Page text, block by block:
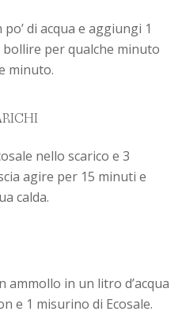
di acqua e aggiungi 1
per qualche minuto
minuto.
nello scarico e 3
agire per 15 minuti e
calda.
ammollo in un litro d’acqua
e 1 misurino di Ecosale.